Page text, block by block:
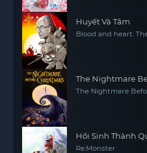
Huyết Và Tâm
Blood and heart:
The Nightmare
The Nightmare
Hồi Sinh Thành
Re:Monster